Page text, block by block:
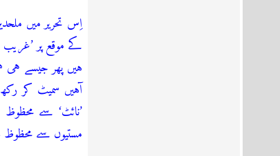
اِس تحریر میں
کے موقع پر
ہیں پھر جیسے ہی
آہیں سمیٹ کر
’نائٹ‘ سے
مستیوں سے